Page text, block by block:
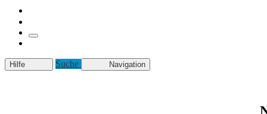
Hilfe Suche Navigation